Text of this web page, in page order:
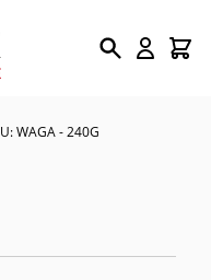
WAGA - 240G